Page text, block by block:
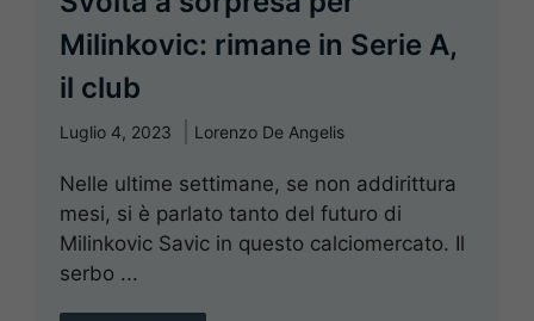
Milinkovic: rimane in Serie A,
il club
Luglio 4, 2023 Lorenzo De Angelis
Nelle ultime settimane, se non addirittura
mesi, si è parlato tanto del futuro di
Milinkovic Savic in questo calciomercato. Il
serbo ...